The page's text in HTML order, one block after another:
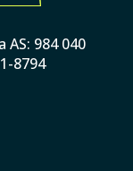
AS: 984 040
8794